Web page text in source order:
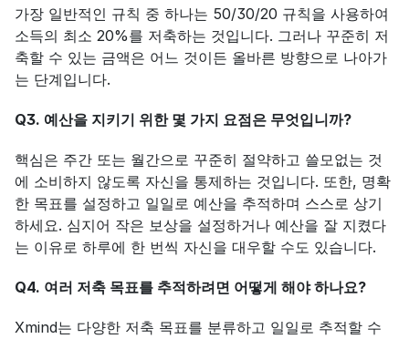
가장 일반적인 규칙 중 하나는 50/30/20 규칙을 사용하여
소득의 최소 20%를 저축하는 것입니다. 그러나 꾸준히 저
축할 수 있는 금액은 어느 것이든 올바른 방향으로 나아가
는 단계입니다.
Q3. 예산을 지키기 위한 몇 가지 요점은 무엇입니까?
핵심은 주간 또는 월간으로 꾸준히 절약하고 쓸모없는 것
에 소비하지 않도록 자신을 통제하는 것입니다. 또한, 명확
한 목표를 설정하고 일일로 예산을 추적하며 스스로 상기
하세요. 심지어 작은 보상을 설정하거나 예산을 잘 지켰다
는 이유로 하루에 한 번씩 자신을 대우할 수도 있습니다.
Q4. 여러 저축 목표를 추적하려면 어떻게 해야 하나요?
Xmind는 다양한 저축 목표를 분류하고 일일로 추적할 수